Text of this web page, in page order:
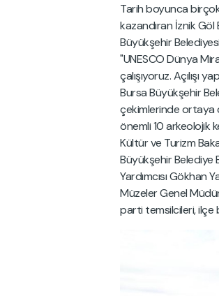
Tarih boyunca
kazandıran İznik Göl
Büyükşehir
"UNESCO Dünya
çalışıyoruz. Açılışı
Bursa Büyükşehir
çekimlerinde ortaya
önemli 10 arkeolojik
Kültür ve Turizm
Büyükşehir Belediye
Yardımcısı Gökhan
Müzeler Genel
parti temsilcileri, ilçe